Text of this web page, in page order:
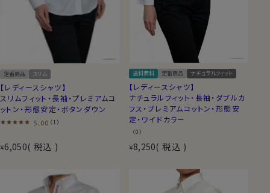
定番商品 スリム
【レディースシャツ】
スリムフィット・長袖・プレミアムコ
ットン・形態安定・ボタンダウン
5.00 （1）
¥6,050 税込
送料無料 定番商品 ナチュラルフィット
【レディースシャツ】
ナチュラルフィット・長袖・ダブルカ
フス・プレミアムコットン・形態安
定・ワイドカラー
（0）
¥8,250 税込